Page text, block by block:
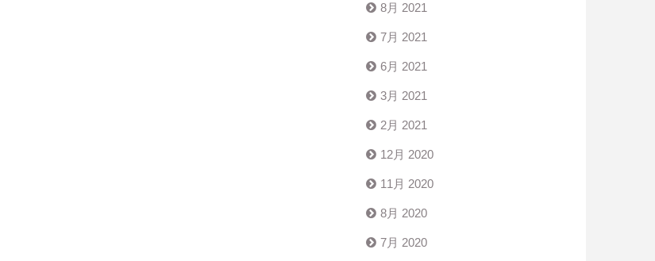
8月 2021
7月 2021
6月 2021
3月 2021
2月 2021
12月 2020
11月 2020
8月 2020
7月 2020